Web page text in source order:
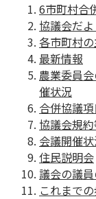
6市町村合
協議会だよ
各市町村
最新情報
農業委員
催状況
合併協議項
協議会規
会議開催
住民説明会
議会の議
これまで